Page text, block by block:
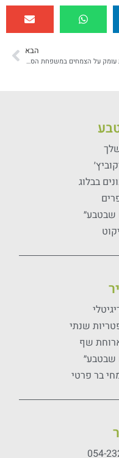
הבא
הדרכת עומק על הצמחים במשפחת הסוככיים
בבלוג
שבטבע״
שנתי
שף
שבטבע״
בר פרטי